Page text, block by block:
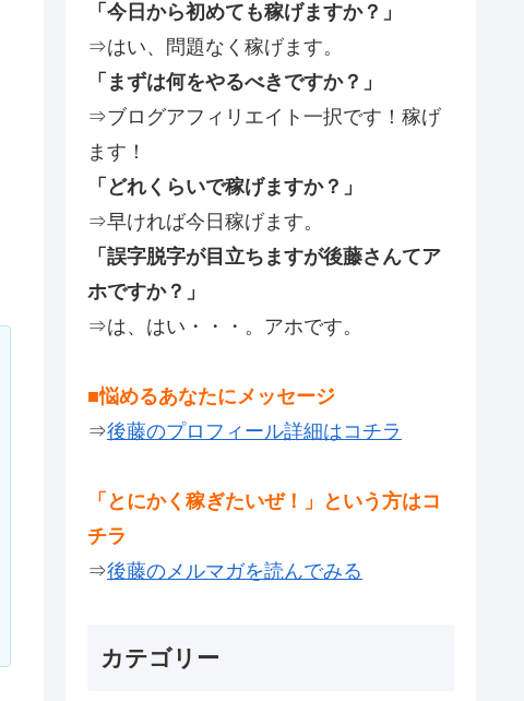
「今日から初めても稼げますか？」
⇒はい、問題なく稼げます。
「まずは何をやるべきですか？」
⇒ブログアフィリエイト一択です！稼げ
ます！
「どれくらいで稼げますか？」
⇒早ければ今日稼げます。
「誤字脱字が目立ちますが後藤さんてア
ホですか？」
⇒は、はい・・・。アホです。
■悩めるあなたにメッセージ
⇒後藤のプロフィール詳細はコチラ
「とにかく稼ぎたいぜ！」という方はコ
チラ
⇒後藤のメルマガを読んでみる
カテゴリー